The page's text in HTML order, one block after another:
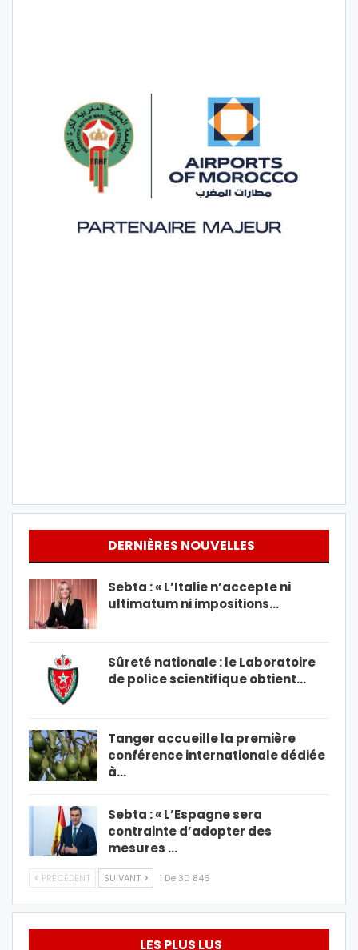
DERNIÈRES NOUVELLES
Sebta : « L’Italie n’accepte ni
ultimatum ni impositions…
Sûreté nationale : le Laboratoire
de police scientifique obtient…
Tanger accueille la première
conférence internationale dédiée
à…
Sebta : « L’Espagne sera
contrainte d’adopter des
mesures …
PRÉCÉDENT SUIVANT 1 De 30 846
LES PLUS LUS